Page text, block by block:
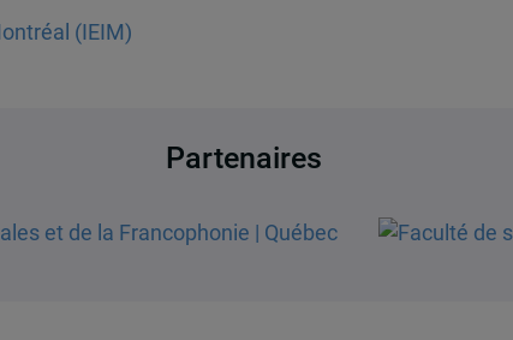
(IEIM)
Partenaires